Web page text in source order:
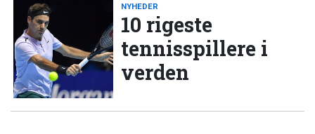
NYHEDER
10 rigeste
tennisspillere i
verden